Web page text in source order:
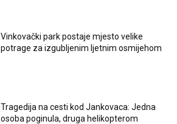
Vinkovački park postaje mjesto velike
potrage za izgubljenim ljetnim osmijehom
Tragedija na cesti kod Jankovaca: Jedna
osoba poginula, druga helikopterom